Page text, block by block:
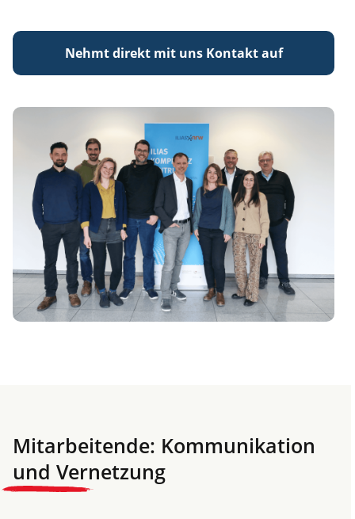
Nehmt direkt mit uns Kontakt auf
Mitarbeitende: Kommunikation
und Vernetzung